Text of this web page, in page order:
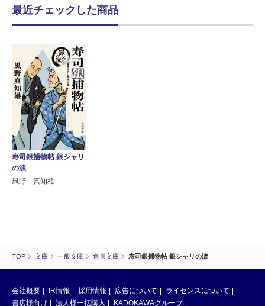
TOP 文庫 一般文庫 角川文庫 寿司銀捕物帖 銀シャリの涙
最近チェックした商品
寿司銀捕物帖 銀シャリ
の涙
風野 真知雄
会社概要 IR情報 採用情報 広告について
ライセンスについて
書店様向け
法人様一括購入 KADOKAWAグループ